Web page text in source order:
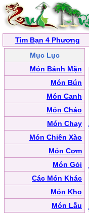
Tìm Bạn 4 Phương
Mục Lục
Món Bánh Mặn
Món Bún
Món Canh
Món Cháo
Món Chay
Món Chiên Xào
Món Cơm
Món Gỏi
Các Món Khác
Món Kho
Món Lẫu